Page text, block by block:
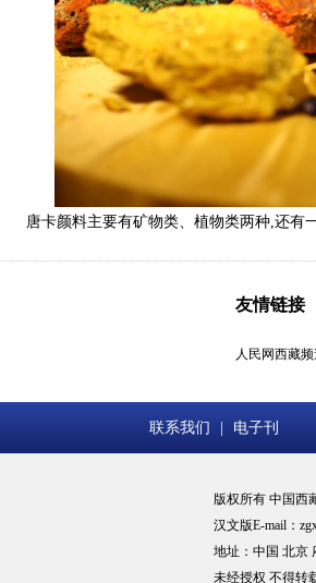
唐卡颜料主要有矿物类、植物类两种,还有
友情链接
人民网西藏频
联系我们 电子刊
版权所有 中国西
汉文版E-mail：
地址：中国 北
未经授权 不得转